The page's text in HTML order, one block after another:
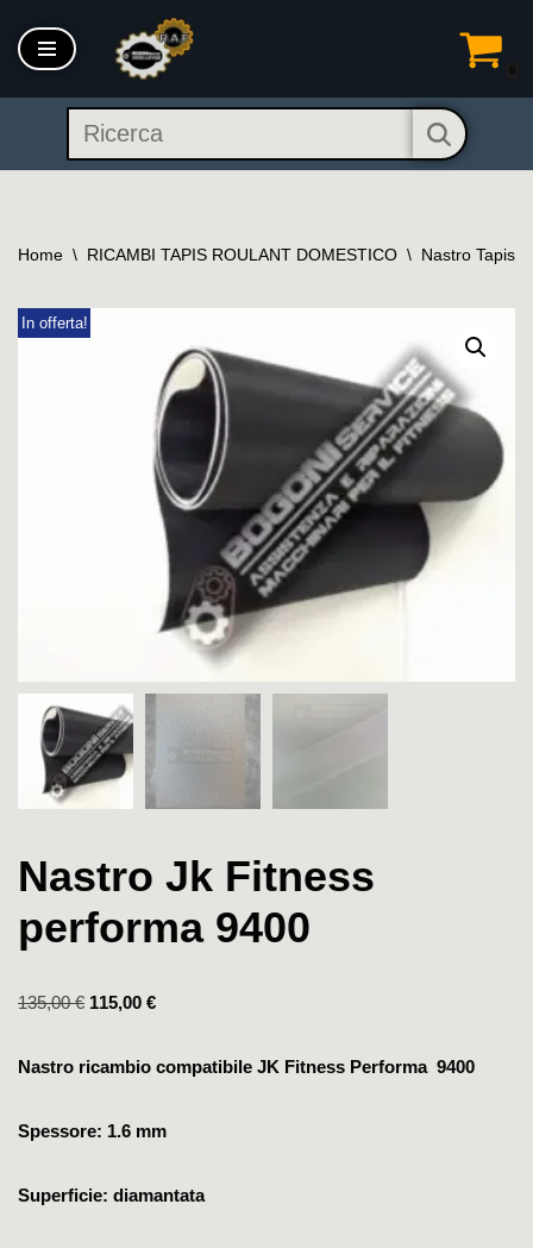
Vai
contenuto
Home \ RICAMBI TAPIS ROULANT DOMESTICO \ Nastro Tapis
In offerta!
Nastro Jk Fitness
performa 9400
135,00€ 115,00 €
Nastro ricambio compatibile JK Fitness Performa 9400
Spessore: 1.6 mm
Superficie: diamantata